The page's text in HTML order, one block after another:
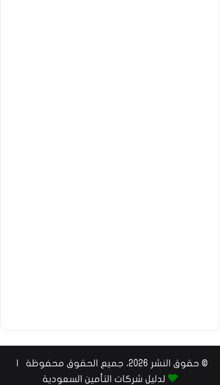
© حقوق النشر 2026، جميع الحقوق محفوظة |
لدليل شركات التأمين السعودية